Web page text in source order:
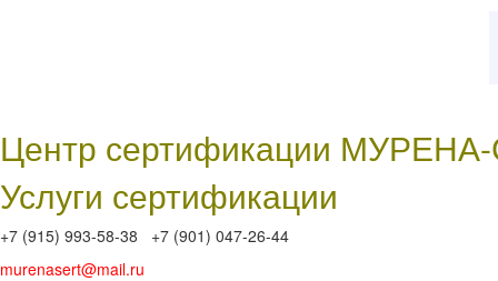
Центр сертификации
Услуги сертификации
+7 (915) 993-58-38 +7 (901) 047-26-44
murenasert@mail.ru